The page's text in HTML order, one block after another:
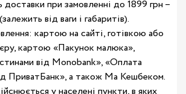
доставки при замовленні до 1899 грн –
від ваги і габаритів).
картою на сайті, готівкою або
картою «Пакунок малюка»,
від Monobank», «Оплата
ПриватБанк», а також Ма Кешбеком.